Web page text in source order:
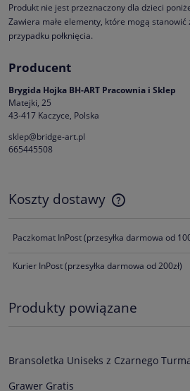
Produkt nie jest przeznaczony dla dzieci
Zawiera małe elementy, które mogą stanowić
przypadku połknięcia.
Producent
Brygida Hojka BH-ART Pracownia i Sklep
Matejki, 25
43-417 Kaczyce, Polska
sklep@bridge-art.pl
665445508
Koszty dostawy
Cena nie zawiera ewentualnych kosztów
Paczkomat InPost(przesyłka darmowa od
Kurier InPost(przesyłka darmowa od 200zł)
Produkty powiązane
Bransoletka Uniseks z Czarnego
Grawer Gratis